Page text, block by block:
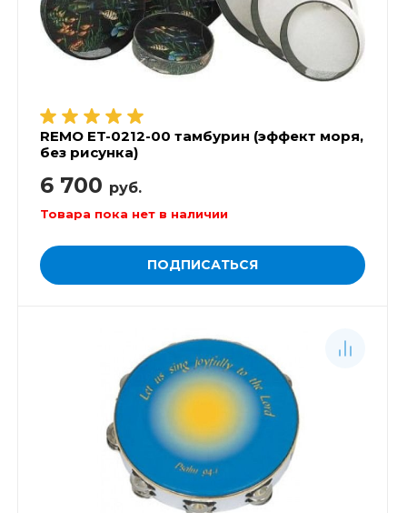
REMO ET-0212-00 тамбурин (эффект моря,
без рисунка)
6 700 руб.
Товара пока нет в наличии
ПОДПИСАТЬСЯ